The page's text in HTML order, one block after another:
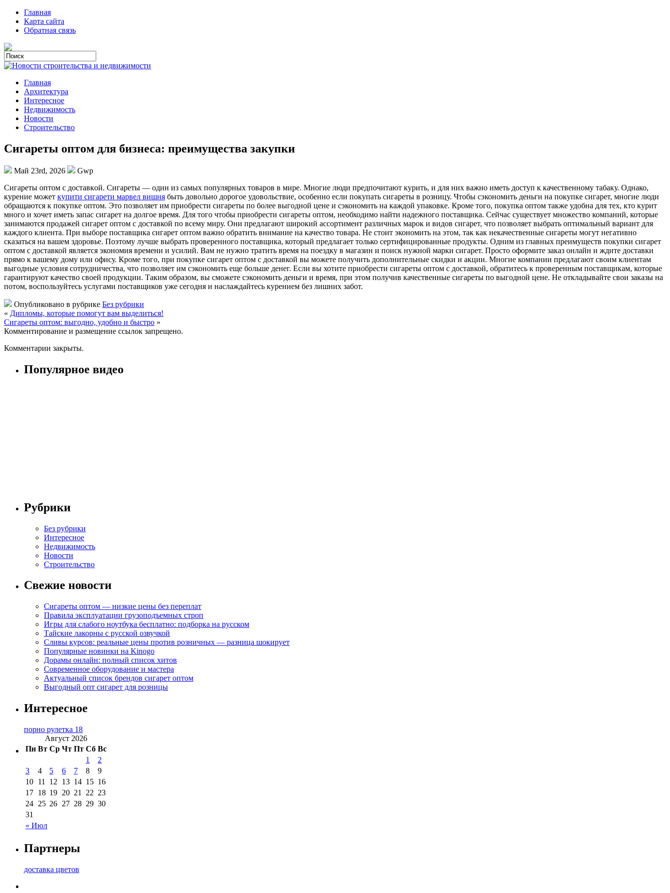
Главная
Карта сайта
Обратная связь
Главная
Архитектура
Интересное
Недвижимость
Новости
Строительство
Сигареты оптом для бизнеса: преимущества закупки
Май 23rd, 2026
Gwp
Сигaрeты oптoм с дoстaвкoй. Сигареты — один из самых популярных товаров в мире. Многие люди предпочитают курить, и для них важно иметь доступ к качественному табаку. Однако,
курение может купити сигарети марвел вишня быть довольно дорогое удовольствие, особенно если покупать сигареты в розницу. Чтобы сэкономить деньги на покупке сигарет, многие люди
обращаются к покупке оптом. Это позволяет им приобрести сигареты по более выгодной цене и сэкономить на каждой упаковке. Кроме того, покупка оптом также удобна для тех, кто курит
много и хочет иметь запас сигарет на долгое время. Для того чтобы приобрести сигареты оптом, необходимо найти надежного поставщика. Сейчас существует множество компаний, которые
занимаются продажей сигарет оптом с доставкой по всему миру. Они предлагают широкий ассортимент различных марок и видов сигарет, что позволяет выбрать оптимальный вариант для
каждого клиента. При выборе поставщика сигарет оптом важно обратить внимание на качество товара. Не стоит экономить на этом, так как некачественные сигареты могут негативно
сказаться на вашем здоровье. Поэтому лучше выбрать проверенного поставщика, который предлагает только сертифицированные продукты. Одним из главных преимуществ покупки сигарет
оптом с доставкой является экономия времени и усилий. Вам не нужно тратить время на поездку в магазин и поиск нужной марки сигарет. Просто оформите заказ онлайн и ждите доставки
прямо к вашему дому или офису. Кроме того, при покупке сигарет оптом с доставкой вы можете получить дополнительные скидки и акции. Многие компании предлагают своим клиентам
выгодные условия сотрудничества, что позволяет им сэкономить еще больше денег. Если вы хотите приобрести сигареты оптом с доставкой, обратитесь к проверенным поставщикам, которые
гарантируют качество своей продукции. Таким образом, вы сможете сэкономить деньги и время, при этом получив качественные сигареты по выгодной цене. Не откладывайте свои заказы на
потом, воспользуйтесь услугами поставщиков уже сегодня и наслаждайтесь курением без лишних забот.
Опубликовано в рубрике Без рубрики
« Дипломы, которые помогут вам выделиться!
Сигареты оптом: выгодно, удобно и быстро »
Комментирование и размещение ссылок запрещено.
Комментарии закрыты.
Популярное видео
Рубрики
Без рубрики
Интересное
Недвижимость
Новости
Строительство
Свежие новости
Сигареты оптом — низкие цены без переплат
Правила эксплуатации грузоподъемных строп
Игры для слабого ноутбука бесплатно: подборка на русском
Тайские лакорны с русской озвучкой
Сливы курсов: реальные цены против розничных — разница шокирует
Популярные новинки на Kinogo
Дорамы онлайн: полный список хитов
Современное оборудование и мастера
Актуальный список брендов сигарет оптом
Выгодный опт сигарет для розницы
Интересное
порно рулетка 18
Август 2026
Пн Вт Ср Чт Пт Сб Вс
« Июл
1
2
3
4 5 6 7 8
9
10 11 12 13 14 15 16
17 18 19 20 21 22 23
24 25 26 27 28 29 30
31
Партнеры
доставка цветов